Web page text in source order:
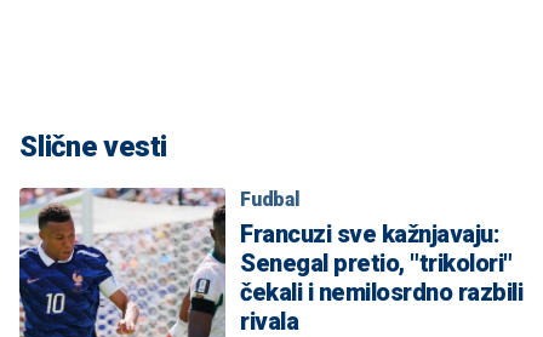
Slične vesti
Fudbal
Francuzi sve kažnjavaju:
Senegal pretio, "trikolori"
čekali i nemilosrdno razbili
rivala